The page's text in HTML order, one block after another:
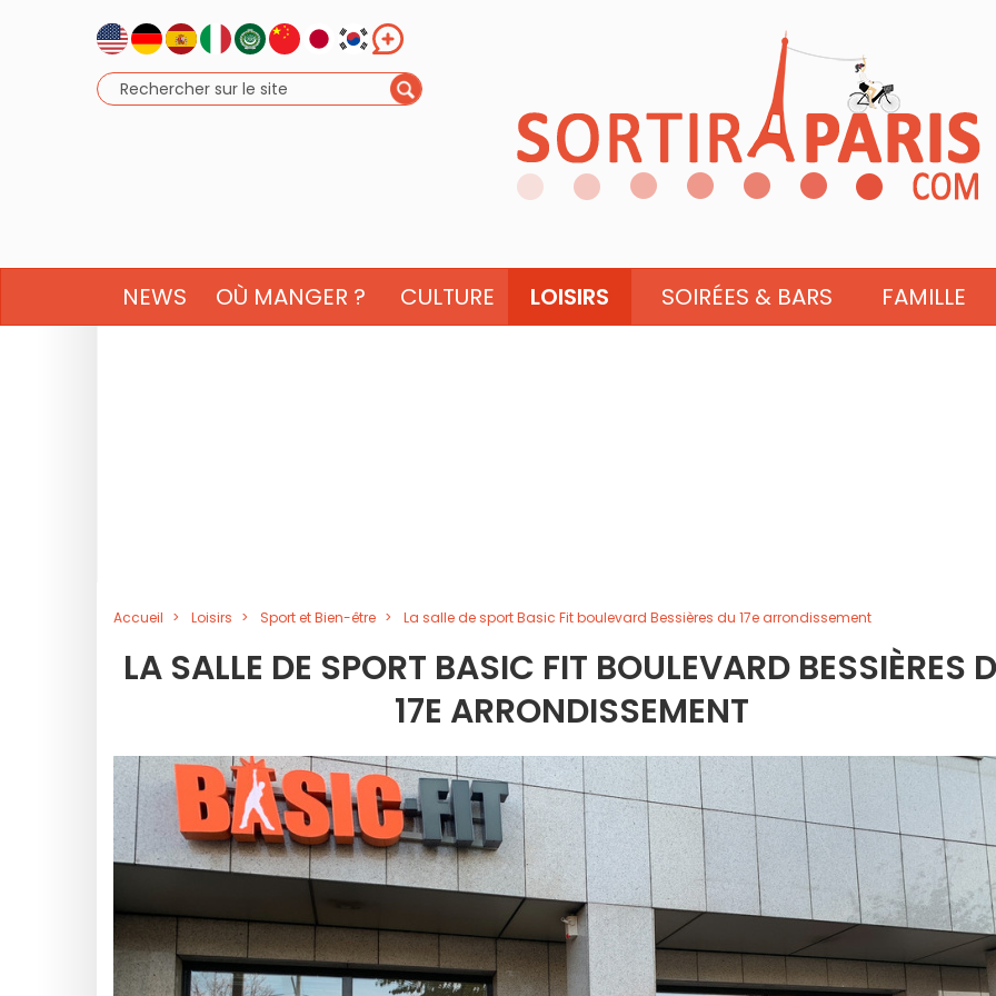
NEWS OÙ MANGER ? CULTURE LOISIRS SOIRÉES & BARS FAMILLE
Accueil Loisirs Sport et Bien-être La salle de sport Basic Fit boulevard Bessières du 17e arrondissement
LA SALLE DE SPORT BASIC FIT BOULEVARD BESSIÈRES
17E ARRONDISSEMENT